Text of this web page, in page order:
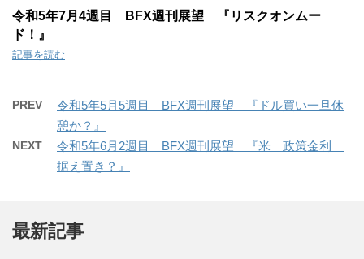
令和5年7月4週目 BFX週刊展望 『リスクオンムー
ド！』
記事を読む
PREV
令和5年5月5週目 BFX週刊展望 『ドル買い一旦休
憩か？』
NEXT
令和5年6月2週目 BFX週刊展望 『米 政策金利
据え置き？』
最新記事